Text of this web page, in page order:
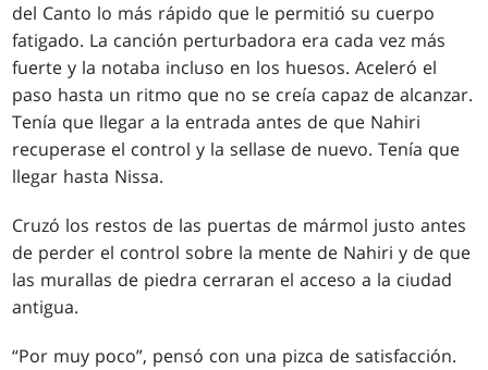
del Canto lo más rápido que le permitió su cuerpo
fatigado. La canción perturbadora era cada vez más
fuerte y la notaba incluso en los huesos. Aceleró el
paso hasta un ritmo que no se creía capaz de alcanzar.
Tenía que llegar a la entrada antes de que Nahiri
recuperase el control y la sellase de nuevo. Tenía que
llegar hasta Nissa.
Cruzó los restos de las puertas de mármol justo antes
de perder el control sobre la mente de Nahiri y de que
las murallas de piedra cerraran el acceso a la ciudad
antigua.
“Por muy poco”, pensó con una pizca de satisfacción.